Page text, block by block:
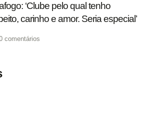
‘Clube pelo qual tenho
carinho e amor. Seria especial’
comentários